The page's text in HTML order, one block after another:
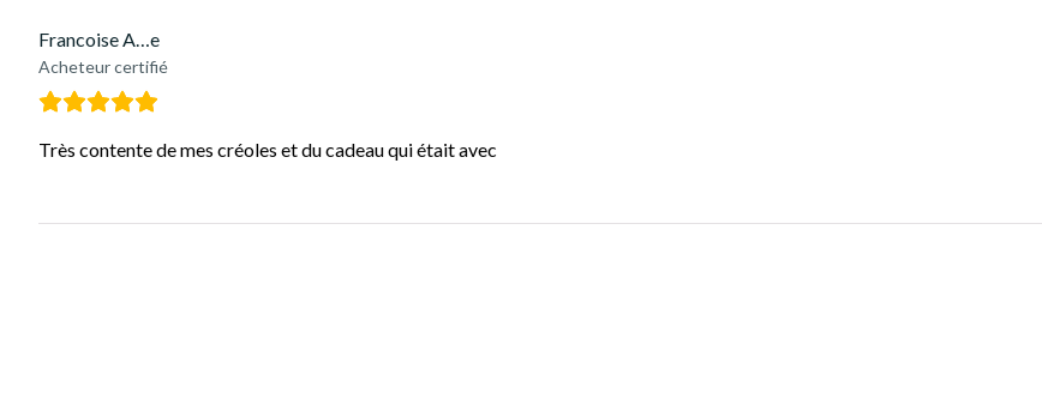
Francoise A…e
Acheteur certifié
Très contente de mes créoles et du cadeau qui était avec